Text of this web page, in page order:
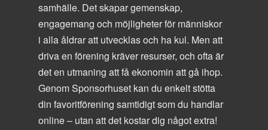
samhälle. Det skapar gemenskap,
engagemang och möjligheter för människor
i alla åldrar att utvecklas och ha kul. Men att
driva en förening kräver resurser, och ofta är
det en utmaning att få ekonomin att gå ihop.
Genom Sponsorhuset kan du enkelt stötta
din favoritförening samtidigt som du handlar
online – utan att det kostar dig något extra!